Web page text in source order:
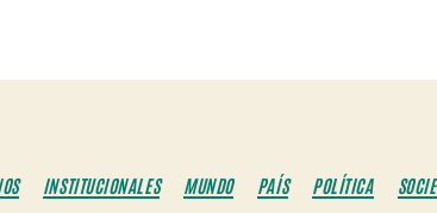
Categorías
INSTITUCIONALES MUNDO PAÍS POLÍTICA